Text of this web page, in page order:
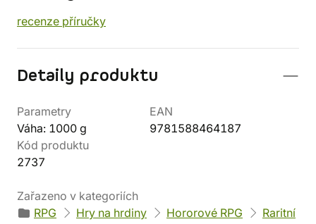
recenze příručky
Detaily produktu
Parametry
Váha: 1000 g
EAN
9781588464187
Kód produktu
2737
Zařazeno v kategoriích
RPG
Hry na hrdiny Hororové RPG
Raritní